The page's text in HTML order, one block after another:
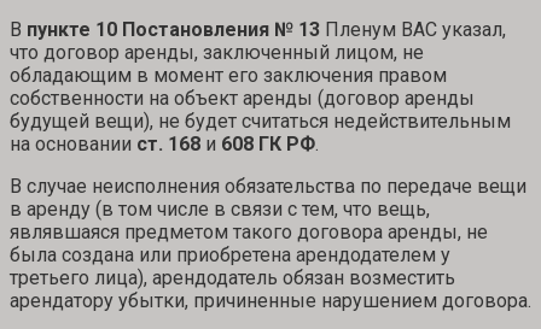
В пункте 10 Постановления № 13 Пленум ВАС указал,
что договор аренды, заключенный лицом, не
обладающим в момент его заключения правом
собственности на объект аренды (договор аренды
будущей вещи), не будет считаться недействительным
на основании ст. 168 и 608 ГК РФ.
В случае неисполнения обязательства по передаче вещи
в аренду (в том числе в связи с тем, что вещь,
являвшаяся предметом такого договора аренды, не
была создана или приобретена арендодателем у
третьего лица), арендодатель обязан возместить
арендатору убытки, причиненные нарушением договора.